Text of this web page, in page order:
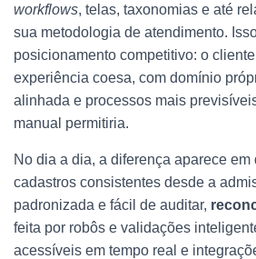
workflows, telas, taxonomias e até
sua metodologia de atendimento.
posicionamento competitivo: o
experiência coesa, com domínio
alinhada e processos mais
manual permitiria.
No dia a dia, a diferença aparece
cadastros consistentes desde a
padronizada e fácil de auditar,
feita por robôs e validações
acessíveis em tempo real e